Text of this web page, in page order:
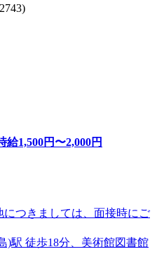
給1,500円〜2,000円
つきましては、面接時にご
)駅 徒歩18分、美術館図書館